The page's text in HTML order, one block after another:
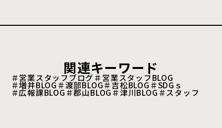
関連キーワード
＃営業スタッフブログ＃営業スタッフBLOG
＃増井BLOG＃渡部BLOG＃吉松BLOG＃SDGｓ
＃広報課BLOG＃郡山BLOG＃津川BLOG＃スタッフ